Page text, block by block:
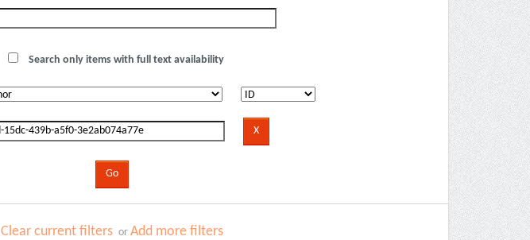
Search only items with full text availability
Clear current filters orAdd more filters